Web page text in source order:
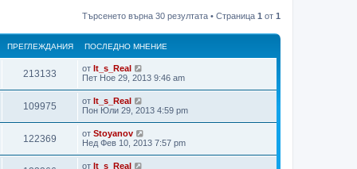
Търсенето върна 30 резултата • Страница 1 от 1
ПРЕГЛЕЖДАНИЯ ПОСЛЕДНО МНЕНИЕ
213133
р
л
П
л
е
д
н
о
м
н
от It_s_Real
Пет Ное 29, 2013 9:46 am
109975
р
П
л
е
д
н
от It_s_Real
Пон Юли 29, 2013 4:59 pm
122369
р
П
от Stoyanov
Нед Фев 10, 2013 7:57 pm
от It_s_Real